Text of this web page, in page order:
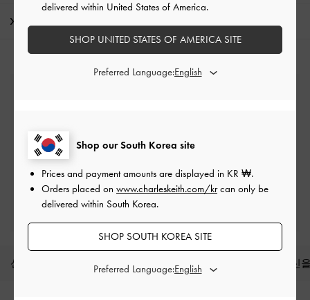
반품 및 교환
배송 후 7일 이내
프리빌리지 멤버십 자격 조건
신상품 백 지갑 당신
Shop our South Korea site
Prices and payment amounts are displayed in KR ₩.
Orders placed on www.charleskeith.com/krcan only be
delivered within South Korea.
SHOP SOUTH KOREA SITE
Preferred Language:
delivered within United States of America.
SHOP UNITED STATES OF AMERICA SITE
Preferred Language: